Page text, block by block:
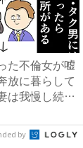
た不倫女が嘘
放に暮らして
は我慢し続け
by